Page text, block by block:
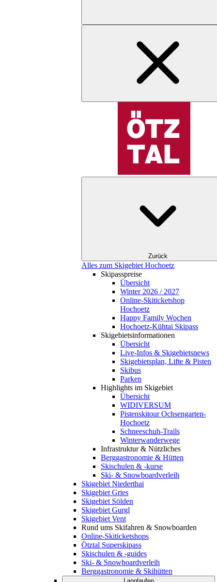
Zurück
Alles zum Skigebiet Hochoetz
Skipasspreise
Übersicht
Winter 2026 / 2027
Online-Skiticketshop
Hochoetz
Happy Family Wochen
Hochoetz-Kühtai Skipass
Skigebietsinformationen
Übersicht
Live-Infos & Skigebietsnews
Skigebietsplan, Lifte & Pisten
Skibus
Parken
Highlights im Skigebiet
Übersicht
WIDIVERSUM
Pistenskitour Ochsengarten-
Hochoetz
Schneeschuh-Trails
Winterwanderwege
Infrastruktur & Nützliches
Berggastronomie & Hütten
Skischulen & -kurse
Ski- & Snowboardverleih
Skigebiet Niederthai
Skigebiet Gries
Skigebiet Sölden
Skigebiet Gurgl
Skigebiet Vent
Rund ums Skifahren & Snowboarden
Online-Skiticketshops
Ötztal Superskipass
Skischulen & -guides
Ski- & Snowboardverleih
Berggastronomie & Skihütten